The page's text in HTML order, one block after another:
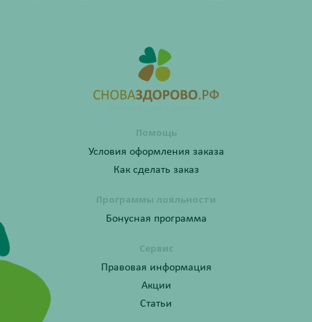
Помощь
Условия оформления заказа
Как сделать заказ
Программы лояльности
Бонусная программа
Сервис
Правовая информация
Акции
Статьи